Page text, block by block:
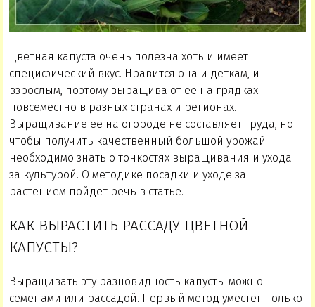
Цветная капуста очень полезна хоть и имеет
специфический вкус. Нравится она и деткам, и
взрослым, поэтому выращивают ее на грядках
повсеместно в разных странах и регионах.
Выращивание ее на огороде не составляет труда, но
чтобы получить качественный большой урожай
необходимо знать о тонкостях выращивания и ухода
за культурой. О методике посадки и уходе за
растением пойдет речь в статье.
КАК ВЫРАСТИТЬ РАССАДУ ЦВЕТНОЙ
КАПУСТЫ?
Выращивать эту разновидность капусты можно
семенами или рассадой. Первый метод уместен только